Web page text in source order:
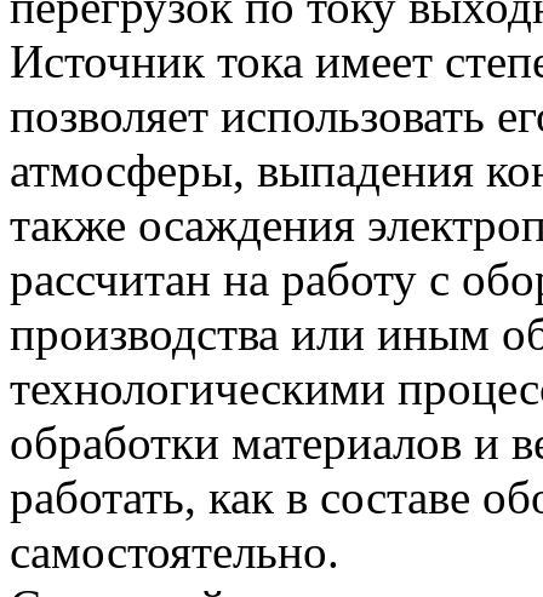
Источник тока имеет
позволяет использовать
атмосферы, выпадения
также осаждения
рассчитан на работу с
производства или иным
технологическими
обработки материалов и
работать, как в составе
самостоятельно.